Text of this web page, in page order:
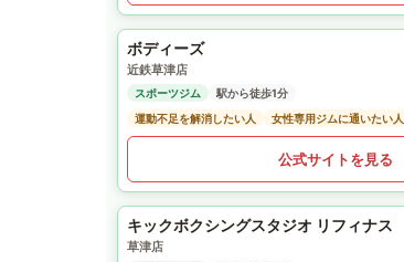
ボディーズ
近鉄草津店
スポーツジム
駅から徒歩1分
運動不足を解消したい人
女性専用ジムに通いたい人
公式サイトを見る
キックボクシングスタジオ リフィナス
草津店